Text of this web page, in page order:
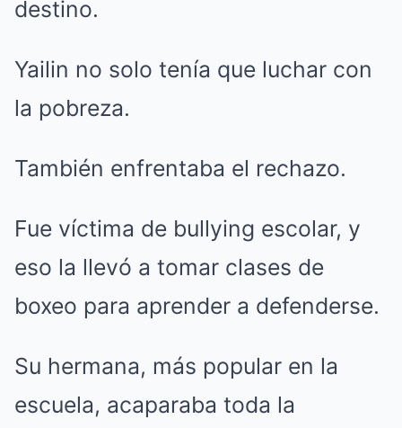
destino.
Yailin no solo tenía que luchar con
la pobreza.
También enfrentaba el rechazo.
Fue víctima de bullying escolar, y
eso la llevó a tomar clases de
boxeo para aprender a defenderse.
Su hermana, más popular en la
escuela, acaparaba toda la